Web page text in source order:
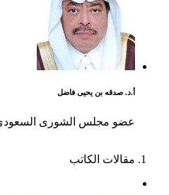
أ.د. صدقه بن يحيى فاضل
عضو مجلس الشورى السعودي
مقالات الكاتب